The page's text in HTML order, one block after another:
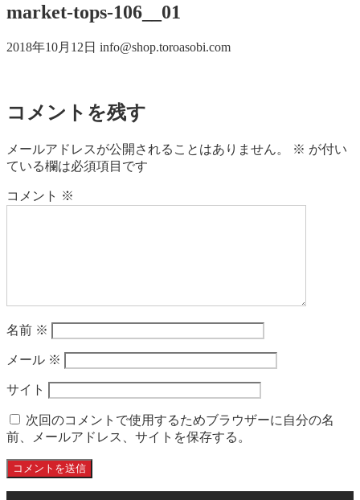
market-tops-106__01
2018年10月12日 info@shop.toroasobi.com
コメントを残す
メールアドレスが公開されることはありません。 ※ が付い
ている欄は必須項目です
コメント ※
名前 ※
メール ※
サイト
次回のコメントで使用するためブラウザーに自分の名
前、メールアドレス、サイトを保存する。